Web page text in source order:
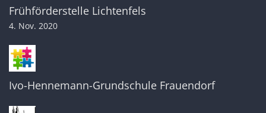
Frühförderstelle Lichtenfels
4. Nov. 2020
Ivo-Hennemann-Grundschule Frauendorf